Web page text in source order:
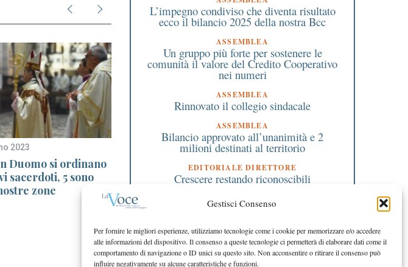
Gestisci Consenso
Per fornire le migliori esperienze, utilizziamo tecnologie come i cookie per memorizzare e/o accedere
alle informazioni del dispositivo. Il consenso a queste tecnologie ci permetterà di elaborare dati come il
comportamento di navigazione o ID unici su questo sito. Non acconsentire o ritirare il consenso può
influire negativamente su alcune caratteristiche e funzioni.
2023
Duomo si ordinano
sacerdoti, 5 sono
zone
31 Maggio 2025
Ventidue storie pronte a
diventare progetti con il
Busto Garolfo e Buguggiate
5 Marzo 2025
Donne vittime di
Corbetta inaugurati i
L’impegno condiviso che diventa risultato
ecco il bilancio 2025 della nostra Bcc
ASSEMBLEA
Un gruppo più forte per sostenere le
comunità il valore del Credito Cooperativo
nei numeri
ASSEMBLEA
Rinnovato il collegio sindacale
ASSEMBLEA
Bilancio approvato all’unanimità e 2
milioni destinati al territorio
EDITORIALE DIRETTORE
Crescere restando riconoscibili
EDITORIALE PRESIDENTE
Costruire futuro insieme